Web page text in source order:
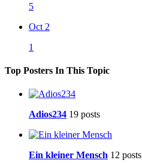
5
Oct 2
1
Top Posters In This Topic
Adios234 19 posts
Ein kleiner Mensch 12 posts